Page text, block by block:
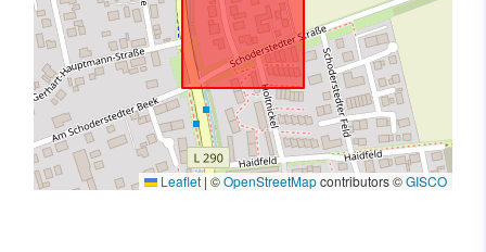
Leaflet | ©OpenStreetMapcontributors ©GISCO